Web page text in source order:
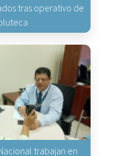
tras operativo de
trabajan en